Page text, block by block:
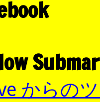
からの